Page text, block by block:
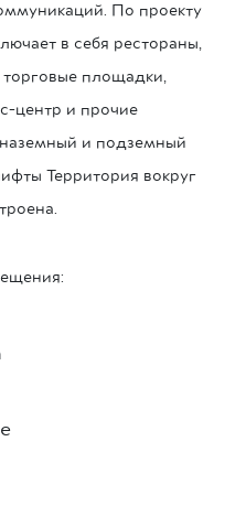
По проекту
в себя рестораны,
площадки,
центр и прочие
и подземный
Территория вокруг